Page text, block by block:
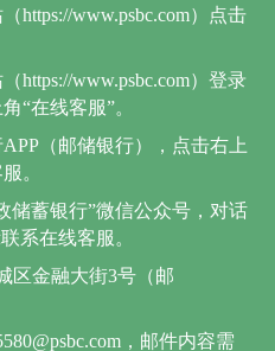
https://www.psbc.com）点击
https://www.psbc.com）登录
“在线客服”。
（邮储银行），点击右上
。
储蓄银行”微信公众号，对话
系在线客服。
区金融大街3号（邮
，邮件内容需